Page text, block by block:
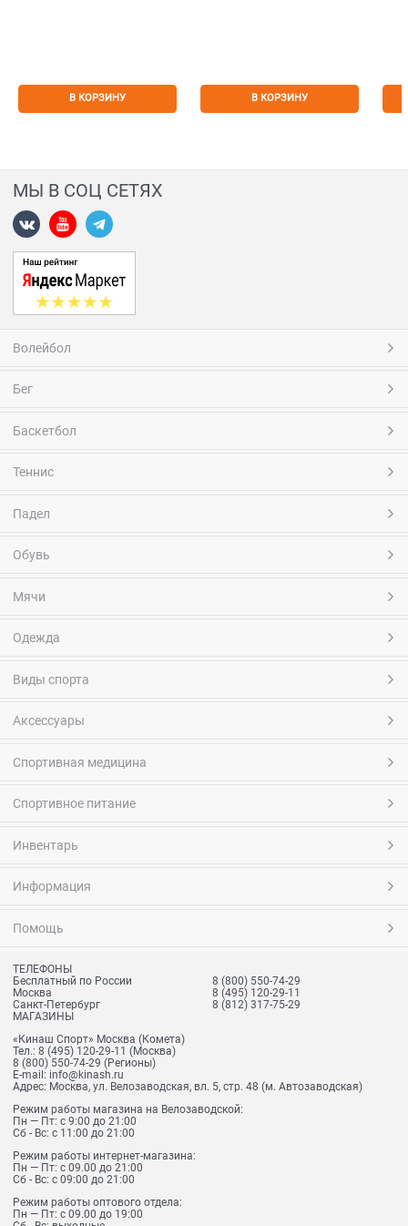
В КОРЗИНУ В КОРЗИНУ
МЫ В СОЦ СЕТЯХ
Волейбол
Бег
Баскетбол
Теннис
Падел
Обувь
Мячи
Одежда
Виды спорта
Аксессуары
Спортивная медицина
Спортивное питание
Инвентарь
Информация
Помощь
ТЕЛЕФОНЫ
Бесплатный по России
8 (800) 550-74-29
Москва
8 (495) 120-29-11
Санкт-Петербург
8 (812) 317-75-29
МАГАЗИНЫ
«Кинаш Спорт» Москва (Комета)
Тел.: 8 (495) 120-29-11 (Москва)
8 (800) 550-74-29 (Регионы)
E-mail: info@kinash.ru
Адрес: Москва, ул. Велозаводская, вл. 5, стр. 48 (м. Автозаводская)
Режим работы магазина на Велозаводской:
Пн — Пт: с 9:00 до 21:00
Сб - Вс: с 11:00 до 21:00
Режим работы интернет-магазина:
Пн — Пт: с 09.00 до 21:00
Сб - Вс: с 09:00 до 21:00
Режим работы оптового отдела:
Пн — Пт: с 09.00 до 19:00